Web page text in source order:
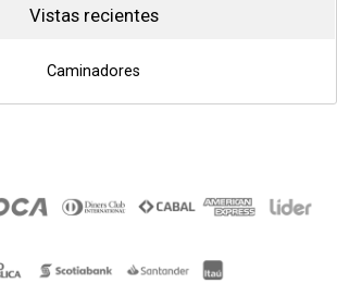
Vistas recientes
Caminadores